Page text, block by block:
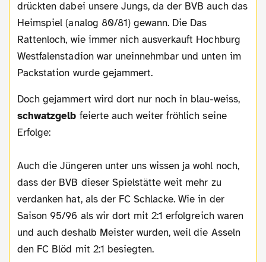
drückten dabei unsere Jungs, da der BVB auch das
Heimspiel (analog 80/81) gewann. Die Das
Rattenloch, wie immer nich ausverkauft Hochburg
Westfalenstadion war uneinnehmbar und unten im
Packstation wurde gejammert.
Doch gejammert wird dort nur noch in blau-weiss,
schwatzgelb feierte auch weiter fröhlich seine
Erfolge:
Auch die Jüngeren unter uns wissen ja wohl noch,
dass der BVB dieser Spielstätte weit mehr zu
verdanken hat, als der FC Schlacke. Wie in der
Saison 95/96 als wir dort mit 2:1 erfolgreich waren
und auch deshalb Meister wurden, weil die Asseln
den FC Blöd mit 2:1 besiegten.